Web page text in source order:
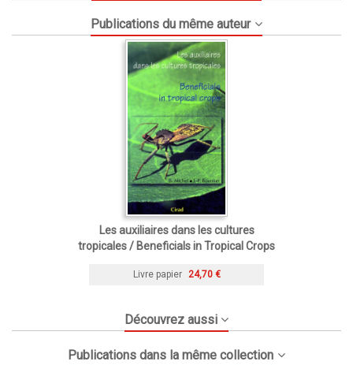
Publications du même auteur
Les auxiliaires dans les cultures
tropicales / Beneficials in Tropical Crops
Livre papier 24,70 €
Découvrez aussi
Publications dans la même collection